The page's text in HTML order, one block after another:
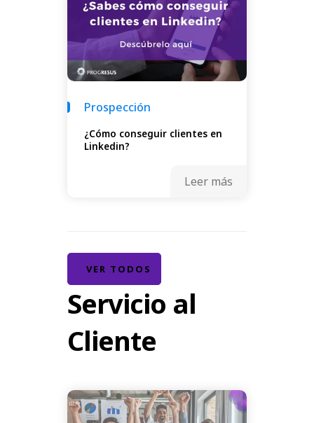
Prospección
¿Cómo conseguir clientes en
Linkedin?
Leer más
VER TODOS
Servicio al
Cliente